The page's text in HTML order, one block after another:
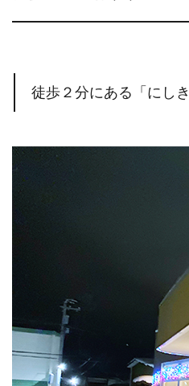
徒歩２分にある「にしき